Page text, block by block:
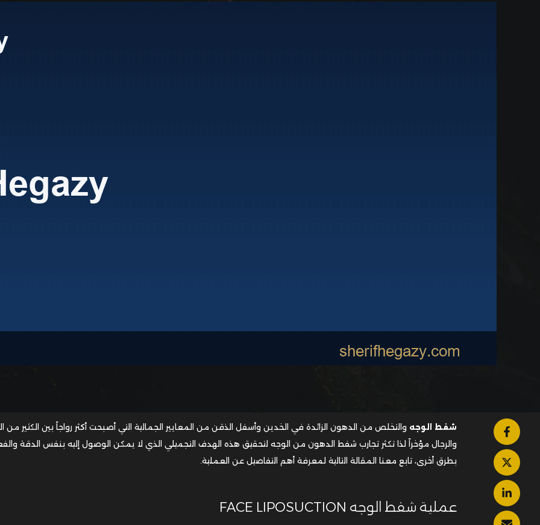
شفط الوجه والتخلص من الدهون الزائدة في الخدين وأسفل الذقن من المعايير الجمالية التي أصبحت أكثر رواجاً بين الكثير من
والرجال مؤخراً لذا تكثر تجارب شفط الدهون من الوجه لتحقيق هذه الهدف التجميلي الذي لا يمكن الوصول إليه بنفس الدقة
بطرق أخرى، تابع معنا المقالة التالية لمعرفة أهم التفاصيل عن العملية.
عملية شفط الوجه FACE LIPOSUCTION